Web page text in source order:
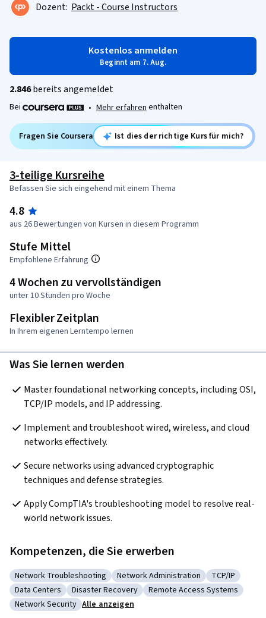
Dozent: Packt - Course Instructors
Kostenlos anmelden
Beginnt am 7. Aug.
2.846bereits angemeldet
Bei • Mehr erfahren enthalten
Fragen Sie Coursera Ist dies der richtige Kurs für mich?
3-teilige Kursreihe
Befassen Sie sich eingehend mit einem Thema
4.8
aus 26 Bewertungen von Kursen in diesem Programm
Stufe Mittel
Empfohlene Erfahrung
4 Wochen zu vervollständigen
unter 10 Stunden pro Woche
Flexibler Zeitplan
In Ihrem eigenen Lerntempo lernen
Was Sie lernen werden
Master foundational networking concepts, including OSI,
TCP/IP models, and IP addressing.
Implement and troubleshoot wired, wireless, and cloud
networks effectively.
Secure networks using advanced cryptographic
techniques and defense strategies.
Apply CompTIA's troubleshooting model to resolve real-
world network issues.
Kompetenzen, die Sie erwerben
Kategorie: Network Troubleshooting
Network Troubleshooting Kategorie: Network Administration
Network Administration Kategorie:
TCP/IP
Kategorie: Data Centers
Data Centers Kategorie: Disaster Recovery
Disaster Recovery Kategorie: Remote Access
Remote Access Systems
Kategorie: Network Security
Network Security Alle anzeigen